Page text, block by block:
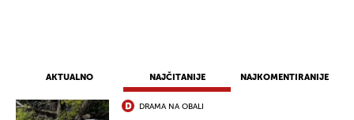
AKTUALNO NAJČITANIJE NAJKOMENTIRANIJE
DRAMA NA OBALI